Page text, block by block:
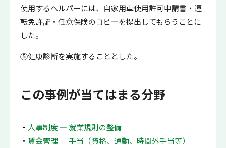
使用するヘルパーには、自家用車使用許可申請書・運
転免許証・任意保険のコピーを提出してもらうことに
した。
⑤健康診断を実施することとした。
この事例が当てはまる分野
人事制度 ― 就業規則の整備
賃金管理 ― 手当（資格、通勤、時間外手当等）